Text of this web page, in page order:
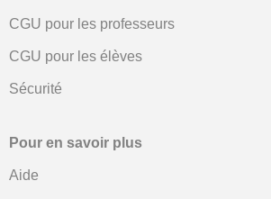
CGU pour les professeurs
CGU pour les élèves
Sécurité
Pour en savoir plus
Aide